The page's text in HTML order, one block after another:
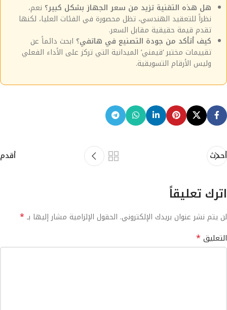
هل هذه التقنية تزيد من سعر الجهاز بشكل كبير؟ نعم،
نظراً للتعقيد الهندسي، تظل محصورة في الفئات العليا، لكنها
تقدم قيمة حقيقية مقابل السعر.
كيف أتأكد من جودة التصنيع في هاتفي؟ ابحث دائماً عن
تقييمات مختبر ‘قيمني’ الميدانية التي تركز على الأداء الفعلي
وليس الأرقام التسويقية.
أحدث أقدم
اترك تعليقاً
لن يتم نشر عنوان بريدك الإلكتروني. الحقول الإلزامية مشار إليها بـ *
التعليق *